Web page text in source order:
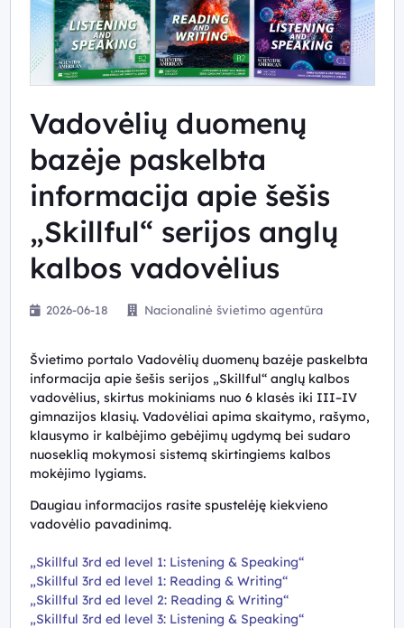
Vadovėlių duomenų
bazėje paskelbta
informacija apie šešis
„Skillful“ serijos anglų
kalbos vadovėlius
2026-06-18 Nacionalinė švietimo agentūra
Švietimo portalo Vadovėlių duomenų bazėje paskelbta
informacija apie šešis serijos „Skillful“ anglų kalbos
vadovėlius, skirtus mokiniams nuo 6 klasės iki III–IV
gimnazijos klasių. Vadovėliai apima skaitymo, rašymo,
klausymo ir kalbėjimo gebėjimų ugdymą bei sudaro
nuoseklią mokymosi sistemą skirtingiems kalbos
mokėjimo lygiams.
Daugiau informacijos rasite spustelėję kiekvieno
vadovėlio pavadinimą.
„Skillful 3rd ed level 1: Listening & Speaking“
„Skillful 3rd ed level 1: Reading & Writing“
„Skillful 3rd ed level 2: Reading & Writing“
„Skillful 3rd ed level 3: Listening & Speaking“